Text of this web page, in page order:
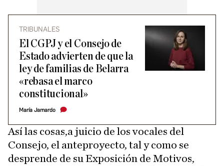
TRIBUNALES
El CGPJ y el Consejo de
Estado advierten de que la
ley de familias de Belarra
«rebasa el marco
constitucional»
María Jamardo
Así las cosas,a juicio de los vocales del
Consejo, el anteproyecto, tal y como se
desprende de su Exposición de Motivos,